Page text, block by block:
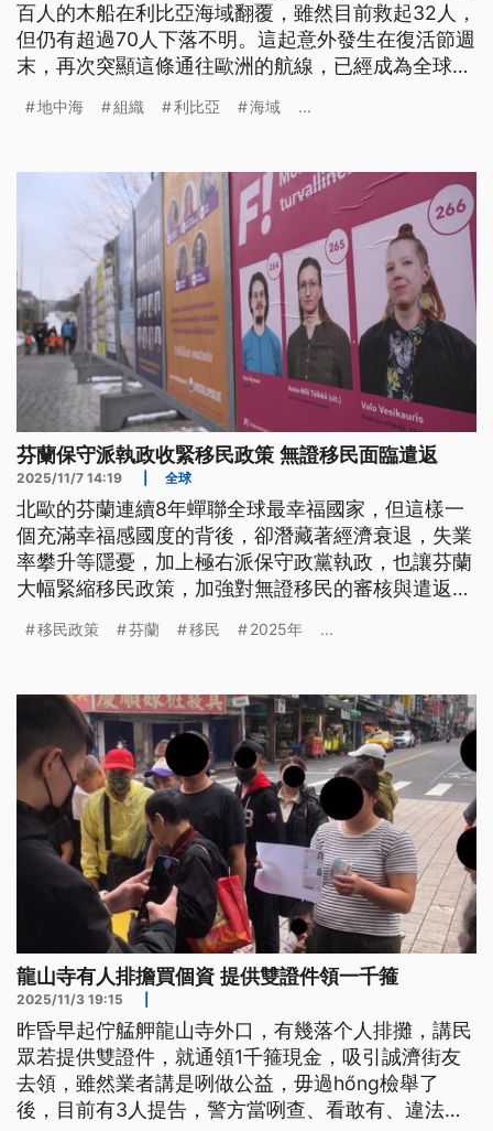
百人的木船在利比亞海域翻覆，雖然目前救起32人，
但仍有超過70人下落不明。這起意外發生在復活節週
末，再次突顯這條通往歐洲的航線，已經成為全球最
死亡率不降反升，引發國際救援組織對歐洲各國邊境
地中海 組織 利比亞 海域 ...
芬蘭保守派執政收緊移民政策 無證移民面臨遣返
2025/11/7 14:19 全球
北歐的芬蘭連續8年蟬聯全球最幸福國家，但這樣一
個充滿幸福感國度的背後，卻潛藏著經濟衰退，失業
率攀升等隱憂，加上極右派保守政黨執政，也讓芬蘭
大幅緊縮移民政策，加強對無證移民的審核與遣返工
勢。
移民政策 芬蘭 移民 2025年 ...
龍山寺有人排擔買個資 提供雙證件領一千箍
2025/11/3 19:15
昨昏早起佇艋舺龍山寺外口，有幾落个人排攤，講民
眾若提供雙證件，就通領1千箍現金，吸引誠濟街友
去領，雖然業者講是咧做公益，毋過hőng檢舉了
後，目前有3人提告，警方當咧查、看敢有、違法的